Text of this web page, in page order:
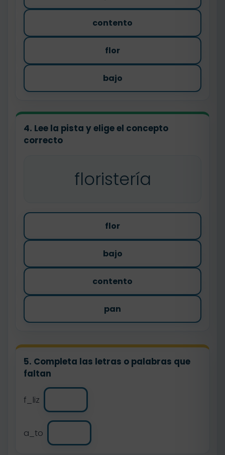
contento
flor
bajo
4. Lee la pista y elige el concepto
correcto
floristería
flor
bajo
contento
pan
5. Completa las letras o palabras que
faltan
f_liz
a_to